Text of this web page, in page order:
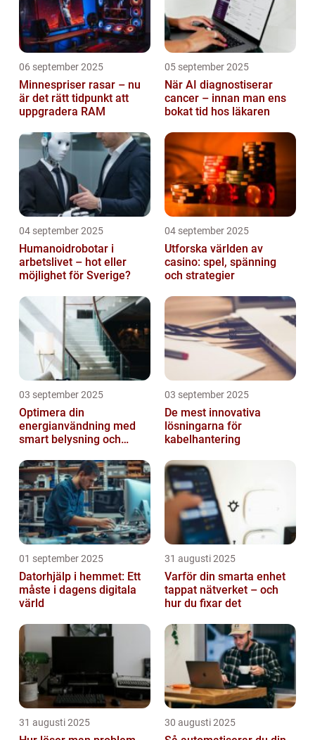
06 september 2025
Minnespriser rasar – nu
är det rätt tidpunkt att
uppgradera RAM
05 september 2025
När AI diagnostiserar
cancer – innan man ens
bokat tid hos läkaren
04 september 2025
Humanoidrobotar i
arbetslivet – hot eller
möjlighet för Sverige?
04 september 2025
Utforska världen av
casino: spel, spänning
och strategier
03 september 2025
Optimera din
energianvändning med
smart belysning och
03 september 2025
De mest innovativa
lösningarna för
kabelhantering
01 september 2025
Datorhjälp i hemmet: Ett
måste i dagens digitala
värld
31 augusti 2025
Varför din smarta enhet
tappat nätverket – och
hur du fixar det
31 augusti 2025 30 augusti 2025